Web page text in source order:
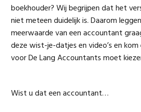
boekhouder? Wij begrijpen dat het
niet meteen duidelijk is. Daarom
meerwaarde van een accountant
deze wist-je-datjes en video’s en
voor De Lang Accountants moet
Wist u dat een accountant…